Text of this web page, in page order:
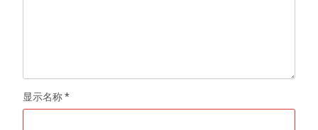
显示名称*